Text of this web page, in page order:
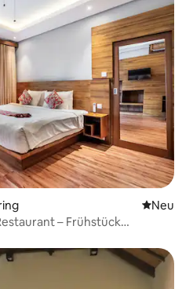
Neue
Neu
– Frühstück